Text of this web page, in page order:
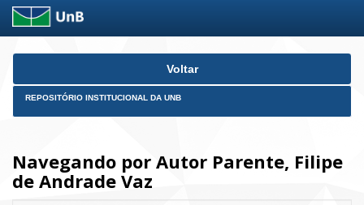
Skip
Voltar
REPOSITÓRIO INSTITUCIONAL DA UNB
Navegando por Autor Parente, Filipe
de Andrade Vaz